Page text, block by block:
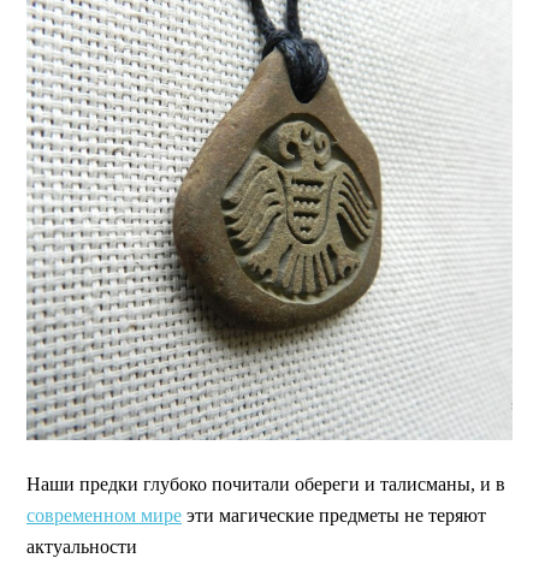
Наши предки глубоко почитали обереги и талисманы, и в
современном мире эти магические предметы не теряют
актуальности